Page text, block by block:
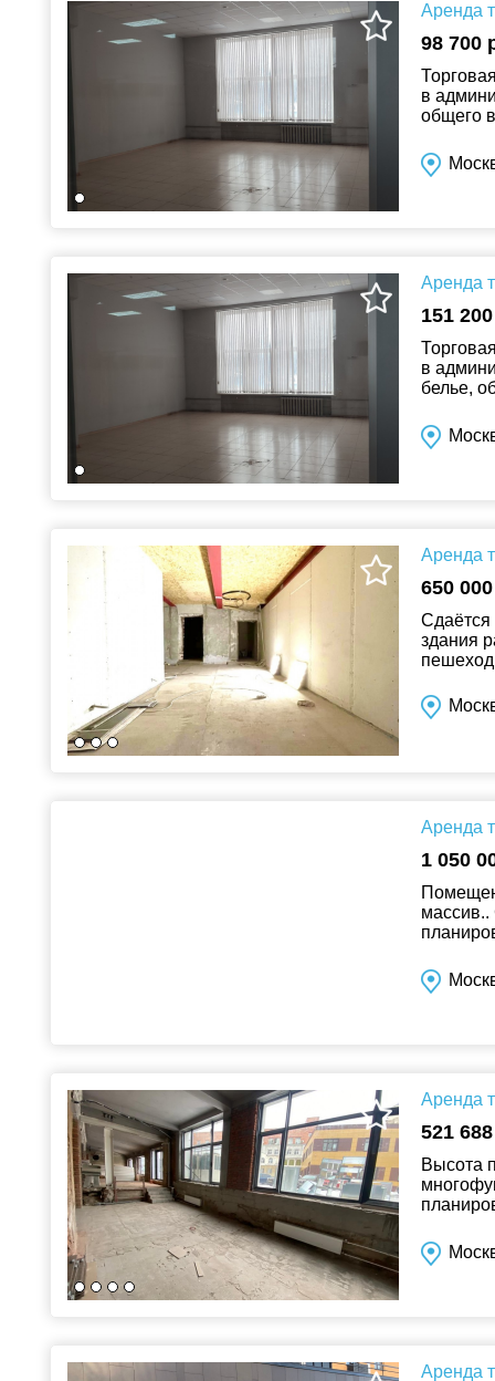
Аренда
98 700
в
общего
Аренда
151
в
белье,
Аренда
650
Сдаётся
здания
Аренда
1 050
Аренда
521
Высота
Аренда